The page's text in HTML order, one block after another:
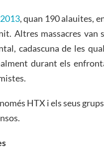
, quan 190 alauites,
Altres massacres van
cadascuna de les
durant els
HTX i els seus